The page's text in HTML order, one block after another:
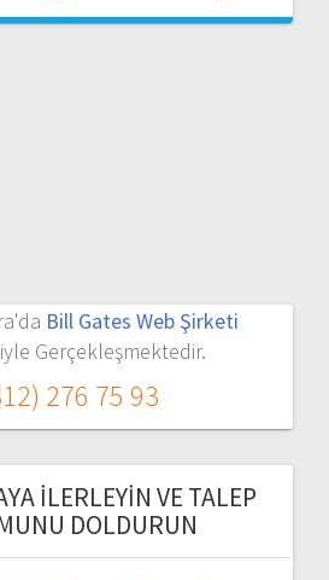
Bill Gates Web Şirketi
Gerçekleşmektedir.
276 75 93
İLERLEYIN VE TALEP
DOLDURUN